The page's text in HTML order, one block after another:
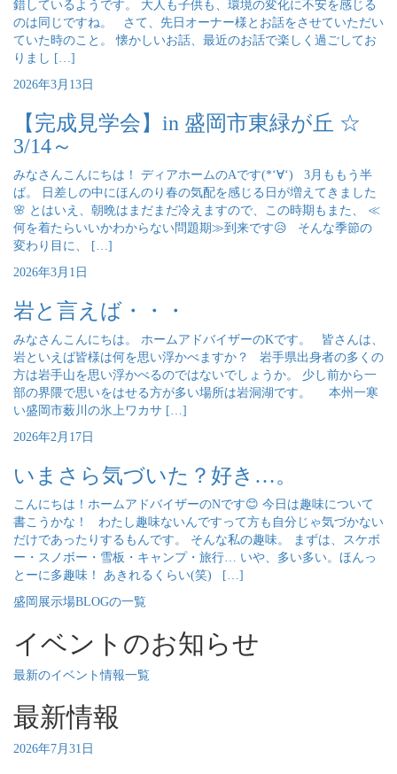
錯しているようです。 大人も子供も、環境の変化に不安を感じる
のは同じですね。 さて、先日オーナー様とお話をさせていただい
ていた時のこと。 懐かしいお話、最近のお話で楽しく過ごしてお
りまし […]
2026年3月13日
【完成見学会】in 盛岡市東緑が丘 ☆
3/14～
みなさんこんにちは！ ディアホームのAです(*‘∀‘) 3月ももう半
ば。 日差しの中にほんのり春の気配を感じる日が増えてきました
🌸 とはいえ、朝晩はまだまだ冷えますので、この時期もまた、 ≪
何を着たらいいかわからない問題期≫到来です😥 そんな季節の
変わり目に、 […]
2026年3月1日
岩と言えば・・・
みなさんこんにちは。 ホームアドバイザーのKです。 皆さんは、
岩といえば皆様は何を思い浮かべますか？ 岩手県出身者の多くの
方は岩手山を思い浮かべるのではないでしょうか。 少し前から一
部の界隈で思いをはせる方が多い場所は岩洞湖です。 本州一寒
い盛岡市薮川の氷上ワカサ […]
2026年2月17日
いまさら気づいた？好き…。
こんにちは！ホームアドバイザーのNです😊 今日は趣味について
書こうかな！ わたし趣味ないんですって方も自分じゃ気づかない
だけであったりするもんです。 そんな私の趣味。 まずは、スケボ
ー・スノボー・雪板・キャンプ・旅行… いや、多い多い。ほんっ
とーに多趣味！ あきれるくらい(笑) […]
盛岡展示場BLOGの一覧
イベントのお知らせ
最新のイベント情報一覧
最新情報
2026年7月31日